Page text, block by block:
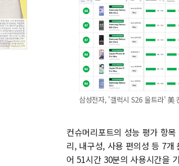
삼성전자, '갤럭시 S26 울트라' 美
컨슈머리포트의 성능 평가 항
리, 내구성, 사용 편의성 등 7개
어 51시간 30분의 사용시간을